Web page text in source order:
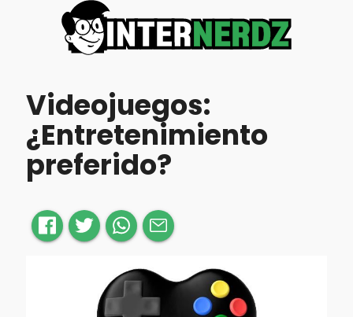
Videojuegos:
¿Entretenimiento
preferido?